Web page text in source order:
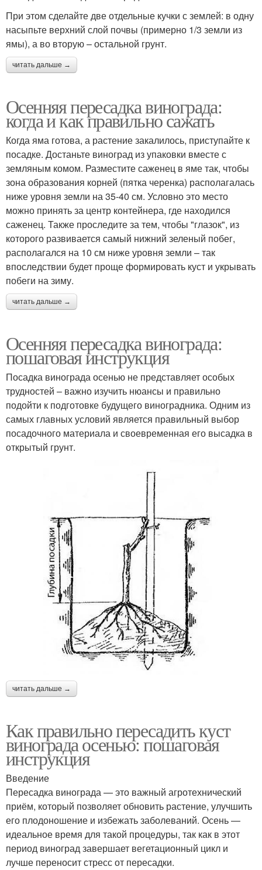
При этом сделайте две отдельные кучки с землей: в одну
насыпьте верхний слой почвы (примерно 1/3 земли из
ямы), а во вторую – остальной грунт.
читать дальше →
Осенняя пересадка винограда:
когда и как правильно сажать
Когда яма готова, а растение закалилось, приступайте к
посадке. Достаньте виноград из упаковки вместе с
земляным комом. Разместите саженец в яме так, чтобы
зона образования корней (пятка черенка) располагалась
ниже уровня земли на 35-40 см. Условно это место
можно принять за центр контейнера, где находился
саженец. Также проследите за тем, чтобы "глазок", из
которого развивается самый нижний зеленый побег,
располагался на 10 см ниже уровня земли – так
впоследствии будет проще формировать куст и укрывать
побеги на зиму.
читать дальше →
Осенняя пересадка винограда:
пошаговая инструкция
Посадка винограда осенью не представляет особых
трудностей – важно изучить нюансы и правильно
подойти к подготовке будущего виноградника. Одним из
самых главных условий является правильный выбор
посадочного материала и своевременная его высадка в
открытый грунт.
читать дальше →
Как правильно пересадить куст
винограда осенью: пошаговая
инструкция
Введение
Пересадка винограда — это важный агротехнический
приём, который позволяет обновить растение, улучшить
его плодоношение и избежать заболеваний. Осень —
идеальное время для такой процедуры, так как в этот
период виноград завершает вегетационный цикл и
лучше переносит стресс от пересадки.